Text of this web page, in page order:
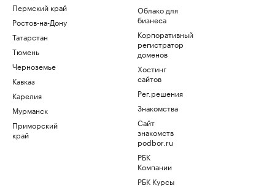
Пермский край
Ростов-на-Дону
Татарстан
Тюмень
Черноземье
Кавказ
Карелия
Мурманск
Приморский
край
Облако для
бизнеса
Корпоративный
регистратор
доменов
Хостинг
сайтов
Рег.решения
Знакомства
Сайт
знакомств
podbor.ru
РБК
Компании
РБК Курсы